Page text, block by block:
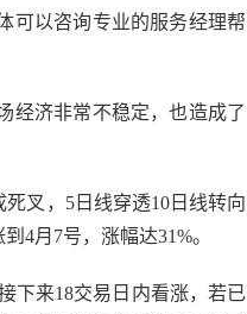
可以咨询专业的服务经理帮
经济非常不稳定，也造成了
死叉，5日线穿透10日线转向
4月7号，涨幅达31%。
下来18交易日内看涨，若已